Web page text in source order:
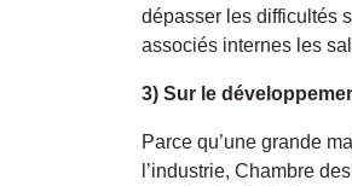
dépasser les difficultés
associés internes les
3) Sur le
Parce qu’une grande
l’industrie, Chambre